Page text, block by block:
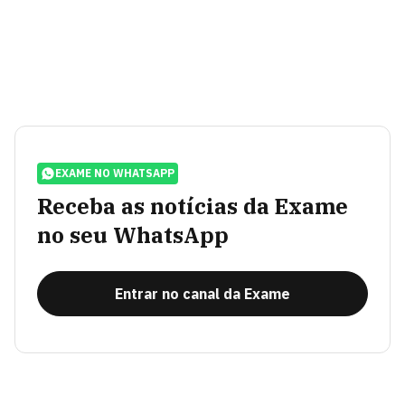
EXAME NO WHATSAPP
Receba as notícias da Exame
no seu WhatsApp
Entrar no canal da Exame